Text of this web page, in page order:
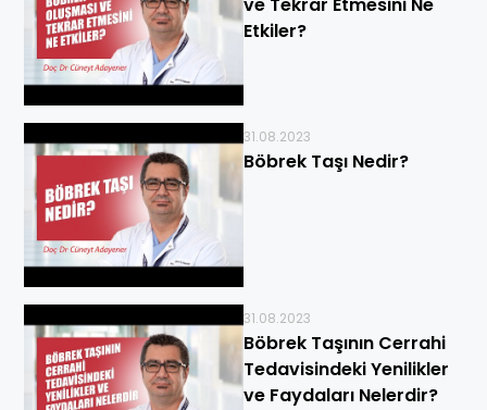
ve Tekrar Etmesini Ne
Etkiler?
31.08.2023
Böbrek Taşı Nedir?
31.08.2023
Böbrek Taşının Cerrahi
Tedavisindeki Yenilikler
ve Faydaları Nelerdir?